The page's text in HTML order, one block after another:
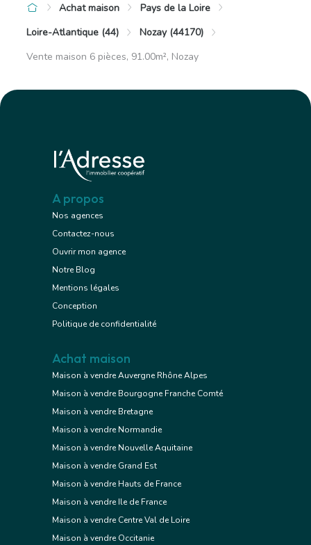
Achat maison
Pays de la Loire
Loire-Atlantique (44)
Nozay (44170)
Vente maison 6 pièces, 91.00m², Nozay
A propos
Nos agences
Contactez-nous
Ouvrir mon agence
Notre Blog
Mentions légales
Conception
Politique de confidentialité
Achat maison
Maison à vendre Auvergne Rhône Alpes
Maison à vendre Bourgogne Franche Comté
Maison à vendre Bretagne
Maison à vendre Normandie
Maison à vendre Nouvelle Aquitaine
Maison à vendre Grand Est
Maison à vendre Hauts de France
Maison à vendre Ile de France
Maison à vendre Centre Val de Loire
Maison à vendre Occitanie